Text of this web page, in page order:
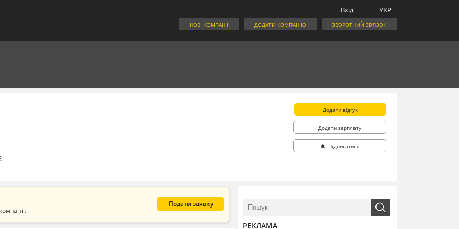
УКР
Вхід
ЗВОРОТНИЙ ЗВ'ЯЗОК
ДОДАТИ КОМПАНІЮ
НОВІ КОМПАНІЇ
Додати відгук
Додати зарплату
🔔 Підписатися
Подати заявку
РЕКЛАМА